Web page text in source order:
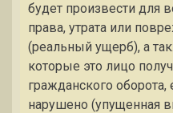
будет произвести для
права, утрата или
(реальный ущерб), а
которые это лицо
гражданского
нарушено (упущенная